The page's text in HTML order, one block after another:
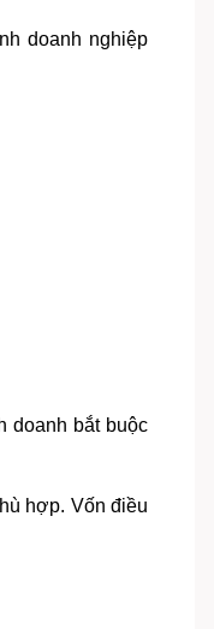
doanh nghiệp
doanh bắt buộc
hợp. Vốn điều